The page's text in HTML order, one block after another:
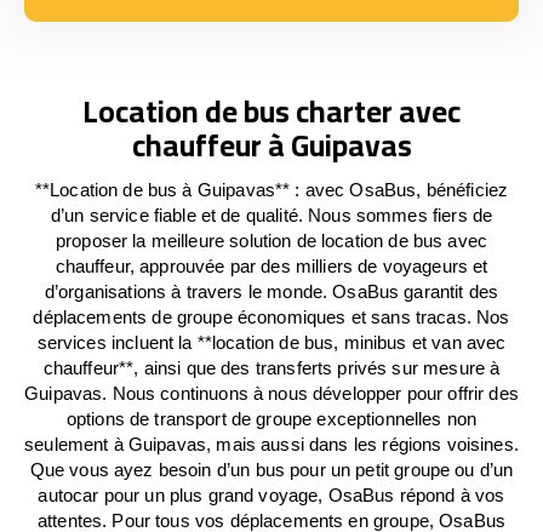
Location de bus charter avec
chauffeur à Guipavas
**Location de bus à Guipavas** : avec OsaBus, bénéficiez
d’un service fiable et de qualité. Nous sommes fiers de
proposer la meilleure solution de location de bus avec
chauffeur, approuvée par des milliers de voyageurs et
d’organisations à travers le monde. OsaBus garantit des
déplacements de groupe économiques et sans tracas. Nos
services incluent la **location de bus, minibus et van avec
chauffeur**, ainsi que des transferts privés sur mesure à
Guipavas. Nous continuons à nous développer pour offrir des
options de transport de groupe exceptionnelles non
seulement à Guipavas, mais aussi dans les régions voisines.
Que vous ayez besoin d’un bus pour un petit groupe ou d’un
autocar pour un plus grand voyage, OsaBus répond à vos
attentes. Pour tous vos déplacements en groupe, OsaBus